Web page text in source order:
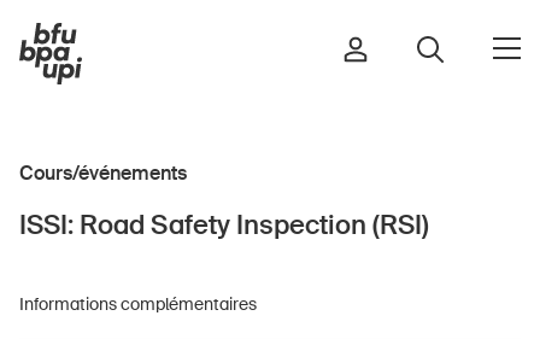
Sport et activité physique
Bâtiments et installations
Cours/événements
ISSI: Road Safety Inspection (RSI)
Informations complémentaires